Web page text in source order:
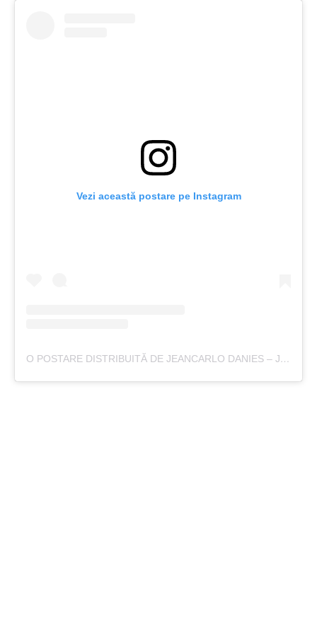
Vezi această postare pe Instagram
O POSTARE DISTRIBUITĂ DE JEANCARLO DANIES – JC (@FATFREEFOUNDATION)